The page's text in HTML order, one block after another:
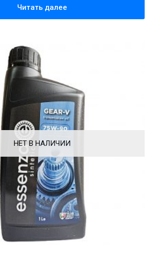
Читать далее
НЕТ В НАЛИЧИИ